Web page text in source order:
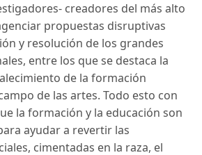
creadores del más alto
propuestas disruptivas
y resolución de los grandes
entre los que se destaca la
de la formación
de las artes. Todo esto con
la formación y la educación son
ayudar a revertir las
cimentadas en la raza, el